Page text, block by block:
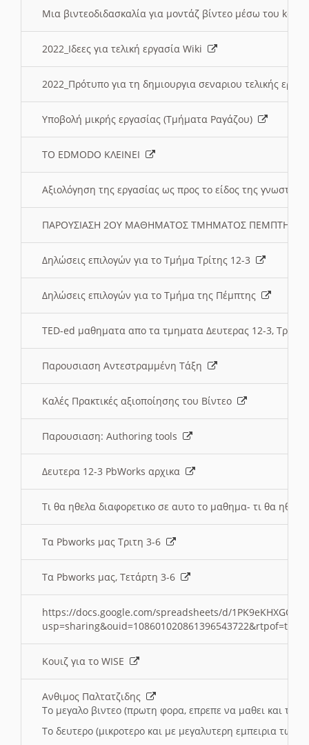
Μια βιντεοδιδασκαλία για μοντάζ βίντεο μέσω του
2022_Ιδεες για τελική εργασία Wiki
2022_Πρότυπο για τη δημιουργια σεναριου τελικής
Υποβολή μικρής εργασίας (Τμήματα Ραγάζου)
ΤΟ EDMODO ΚΛΕΙΝΕΙ
Αξιολόγηση της εργασίας ως προς το είδος της
ΠΑΡΟΥΣΙΑΣΗ 2ΟΥ ΜΑΘΗΜΑΤΟΣ ΤΜΗΜΑΤΟΣ
Δηλώσεις επιλογών για το Τμήμα Τρίτης 12-3
Δηλώσεις επιλογών για το Τμήμα της Πέμπτης
TED-ed μαθηματα απο τα τμηματα Δευτερας 12-3,
Παρουσιαση Αντεστραμμένη Τάξη
Καλές Πρακτικές αξιοποίησης του Βίντεο
Παρουσιαση: Authoring tools
Δευτερα 12-3 PbWorks αρχικα
Τι θα ηθελα διαφορετικο σε αυτο το μαθημα- τι θα
Τα Pbworks μας Τριτη 3-6
Τα Pbworks μας, Τετάρτη 3-6
https://docs.google.com/spreadsheets/d/
Κουιζ για το WISE
Ανθιμος Παλτατζιδης
Το μεγαλο βιντεο (πρωτη φορα, επρεπε να μαθει και το
Το δευτερο (μικροτερο και με μεγαλυτερη εμπειρια